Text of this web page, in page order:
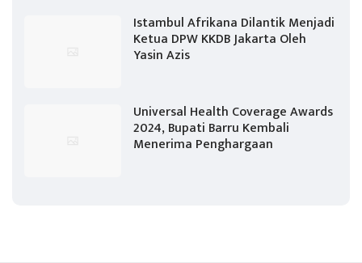
Istambul Afrikana Dilantik Menjadi
Ketua DPW KKDB Jakarta Oleh
Yasin Azis
Universal Health Coverage Awards
2024, Bupati Barru Kembali
Menerima Penghargaan